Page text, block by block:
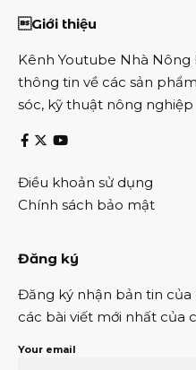
Giới thiệu
Kênh Youtube Nhà Nông
thông tin về các sản
sóc, kỹ thuật nông nghiệp
Điều khoản sử dụng
Chính sách bảo mật
Đăng ký
Đăng ký nhận bản tin
các bài viết mới nhất của
Your email